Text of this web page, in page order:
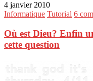
4 janvier 2010
Informatique Tutorial 6
Où est Dieu? Enfin
cette question